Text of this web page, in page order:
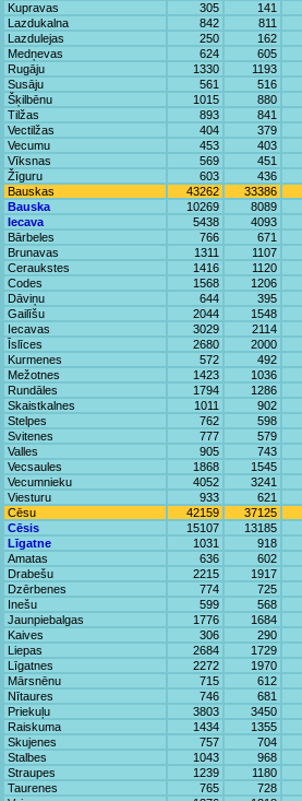
Kupravas
305 141
Lazdukalna
842 811
Lazdulejas
250 162
Medņevas
624 605
Rugāju
1330 1193
Susāju
561 516
Šķilbēnu
1015 880
Tilžas
893 841
Vectilžas
404 379
Vecumu
453 403
Vīksnas
569 451
Žīguru
603 436
Bauskas
43262 33386
Bauska
10269 8089
Iecava
5438 4093
Bārbeles
766 671
Brunavas
1311 1107
Ceraukstes
1416 1120
Codes
1568 1206
Dāviņu
644 395
Gailīšu
2044 1548
Iecavas
3029 2114
Īslīces
2680 2000
Kurmenes
572 492
Mežotnes
1423 1036
Rundāles
1794 1286
Skaistkalnes
1011 902
Stelpes
762 598
Svitenes
777 579
Valles
905 743
Vecsaules
1868 1545
Vecumnieku
4052 3241
Viesturu
933 621
Cēsu
42159 37125
Cēsis
15107 13185
Līgatne
1031 918
Amatas
636 602
Drabešu
2215 1917
Dzērbenes
774 725
Inešu
599 568
Jaunpiebalgas
1776 1684
Kaives
306 290
Liepas
2684 1729
Līgatnes
2272 1970
Mārsnēnu
715 612
Nītaures
746 681
Priekuļu
3803 3450
Raiskuma
1434 1355
Skujenes
757 704
Stalbes
1043 968
Straupes
1239 1180
Taurenes
765 728